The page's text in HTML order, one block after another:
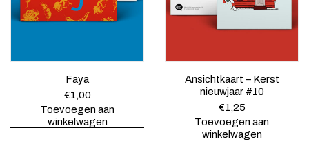
Faya
€1,00
Toevoegen aan
winkelwagen
Ansichtkaart – Kerst
nieuwjaar #10
€1,25
Toevoegen aan
winkelwagen